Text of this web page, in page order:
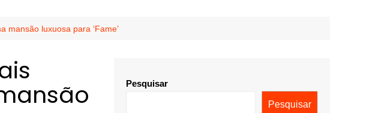
mansão luxuosa para ‘Fame’
Pesquisar
Pesquisar